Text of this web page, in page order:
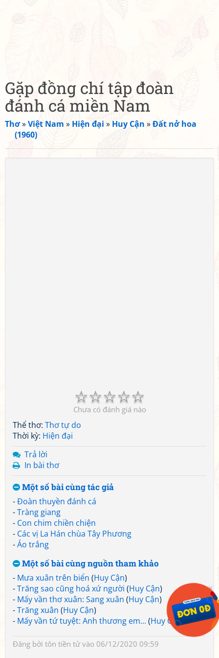
Gặp đồng chí tập đoàn
đánh cá miền Nam
Thơ»Việt Nam » Hiện đại » Huy Cận »Đất nở hoa
(1960)
☆
☆
☆
☆
☆
Chưa có đánh giá nào
Thể thơ: Thơ tự do
Thời kỳ: Hiện đại
Trả lời
In bài thơ
Một số bài cùng tác giả
-Đoàn thuyền đánh cá
-Tràng giang
- Con chim chiền chiện
- Các vị La Hán chùa Tây Phương
-Áo trắng
Một số bài cùng nguồn tham khảo
- Mưa xuân trên biển (Huy Cận)
-Trăng sao cũng hoá xứ người (Huy Cận)
- Mấy vần thơ xuân: Sang xuân (Huy Cận)
-Trăng xuân (Huy Cận)
- Mấy vần tứ tuyệt: Anh thương em... (Huy Cận)
Đăng bởi tôn tiền tửvào 06/12/2020 09:59